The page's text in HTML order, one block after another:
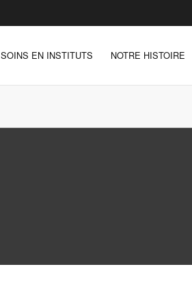
SOINS EN INSTITUTS NOTRE HISTOIRE